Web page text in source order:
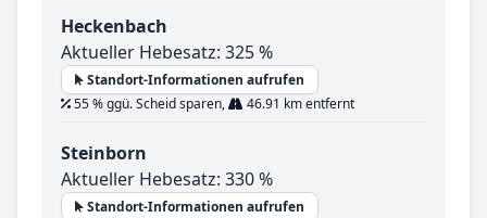
Heckenbach
Aktueller Hebesatz: 325 %
Standort-Informationen aufrufen
55 % ggü. Scheid sparen,
46.91 km entfernt
Steinborn
Aktueller Hebesatz: 330 %
Standort-Informationen aufrufen